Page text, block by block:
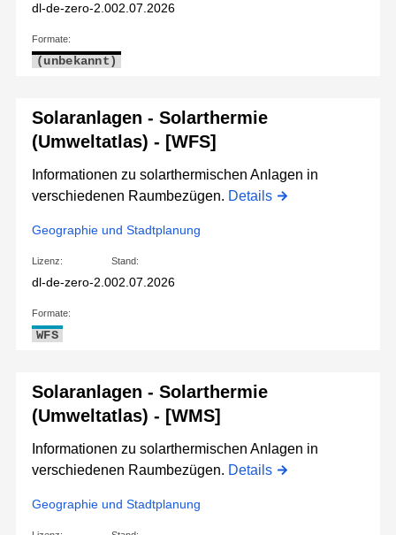
dl-de-zero-2.002.07.2026
Formate:
(unbekannt)
Solaranlagen - Solarthermie
(Umweltatlas) - [WFS]
Informationen zu solarthermischen Anlagen in
verschiedenen Raumbezügen. Details
Geographie und Stadtplanung
Lizenz:
dl-de-zero-2.0
Stand:
02.07.2026
Formate:
WFS
Solaranlagen - Solarthermie
(Umweltatlas) - [WMS]
Informationen zu solarthermischen Anlagen in
verschiedenen Raumbezügen. Details
Geographie und Stadtplanung